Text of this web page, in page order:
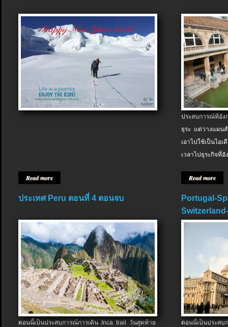
Read more
ประสบการณ์ที่อัง
ธุระ แต่วางแผน
เอาไปใช้เป็นไอ
เวลาไปธุระกิจที่อั
Read more
ประเทศ Peru ตอนที่ 4 ตอนจบ
ตอนนี้เป็นประสบการณ์การเดิน Inca trail วันสุดท้าย
Portugal-
ตอนนี้เป็นประส